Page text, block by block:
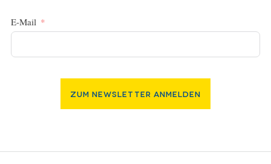
E-Mail
Zum Newsletter Anmelden